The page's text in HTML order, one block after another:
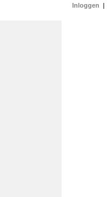
Inloggen |